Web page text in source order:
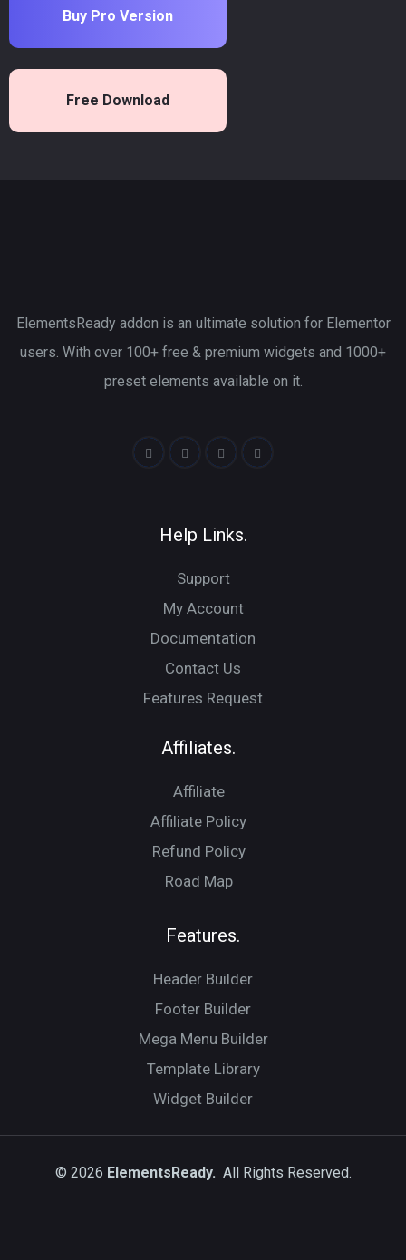
Buy Pro Version
Free Download
ElementsReady addon is an ultimate solution for Elementor
users. With over 100+ free & premium widgets and 1000+
preset elements available on it.
Help Links.
Support
My Account
Documentation
Contact Us
Features Request
Affiliates.
Affiliate
Affiliate Policy
Refund Policy
Road Map
Features.
Header Builder
Footer Builder
Mega Menu Builder
Template Library
Widget Builder
© 2026 ElementsReady. All Rights Reserved.